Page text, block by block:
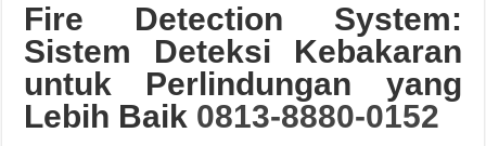
Fire Detection System:
Sistem Deteksi Kebakaran
untuk Perlindungan yang
Lebih Baik 0813-8880-0152